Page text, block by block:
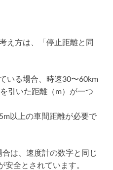
え方は、「停止距離と同
いる場合、時速30〜60km
引いた距離（m）が一つ
以上の車間距離が必要で
は、速度計の数字と同じ
全とされています。